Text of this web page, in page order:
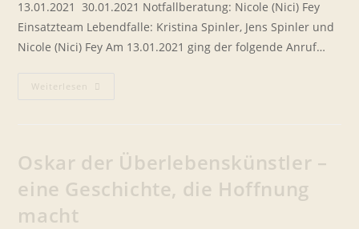
13.01.2021  30.01.2021 Notfallberatung: Nicole (Nici) Fey
Einsatzteam Lebendfalle: Kristina Spinler, Jens Spinler und
Nicole (Nici) Fey Am 13.01.2021 ging der folgende Anruf…
Weiterlesen Lucy
Oskar der Überlebenskünstler –
eine Geschichte, die Hoffnung
macht